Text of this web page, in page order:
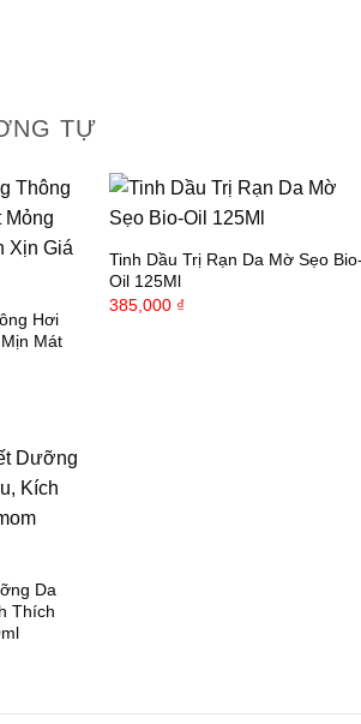
TỰ
Hơi
Mát
Tinh Dầu Trị Rạn Da Mờ Sẹo Bio-
Oil 125Ml
385,000 ₫
Da
Thích